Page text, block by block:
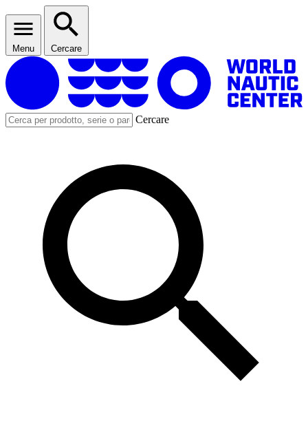
Menu Cercare
Cercare